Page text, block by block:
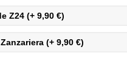
Z24 (+ 9,90 €)
(+ 9,90 €)